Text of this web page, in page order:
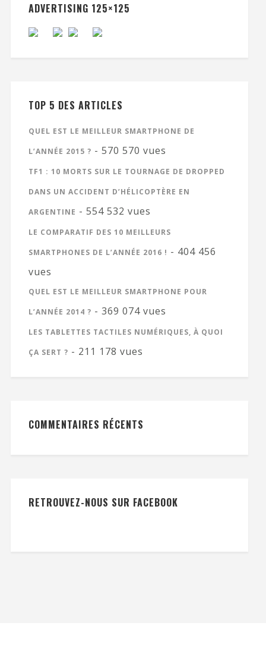
ADVERTISING 125×125
TOP 5 DES ARTICLES
QUEL EST LE MEILLEUR SMARTPHONE DE
L’ANNÉE 2015 ? - 570 570 vues
TF1 : 10 MORTS SUR LE TOURNAGE DE DROPPED
DANS UN ACCIDENT D’HÉLICOPTÈRE EN
ARGENTINE - 554 532 vues
LE COMPARATIF DES 10 MEILLEURS
SMARTPHONES DE L’ANNÉE 2016 ! - 404 456
vues
QUEL EST LE MEILLEUR SMARTPHONE POUR
L’ANNÉE 2014 ? - 369 074 vues
LES TABLETTES TACTILES NUMÉRIQUES, À QUOI
ÇA SERT ? - 211 178 vues
COMMENTAIRES RÉCENTS
RETROUVEZ-NOUS SUR FACEBOOK